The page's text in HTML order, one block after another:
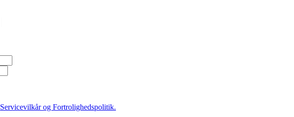
Servicevilkår og Fortrolighedspolitik.